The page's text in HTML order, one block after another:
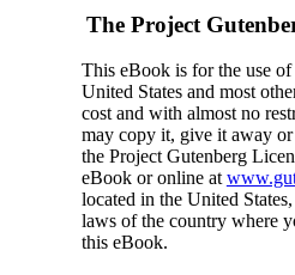
The Project
This eBook is for the use
United States and most
cost and with almost no
may copy it, give it away
the Project Gutenberg
eBook or online at
located in the United
laws of the country where
this eBook.